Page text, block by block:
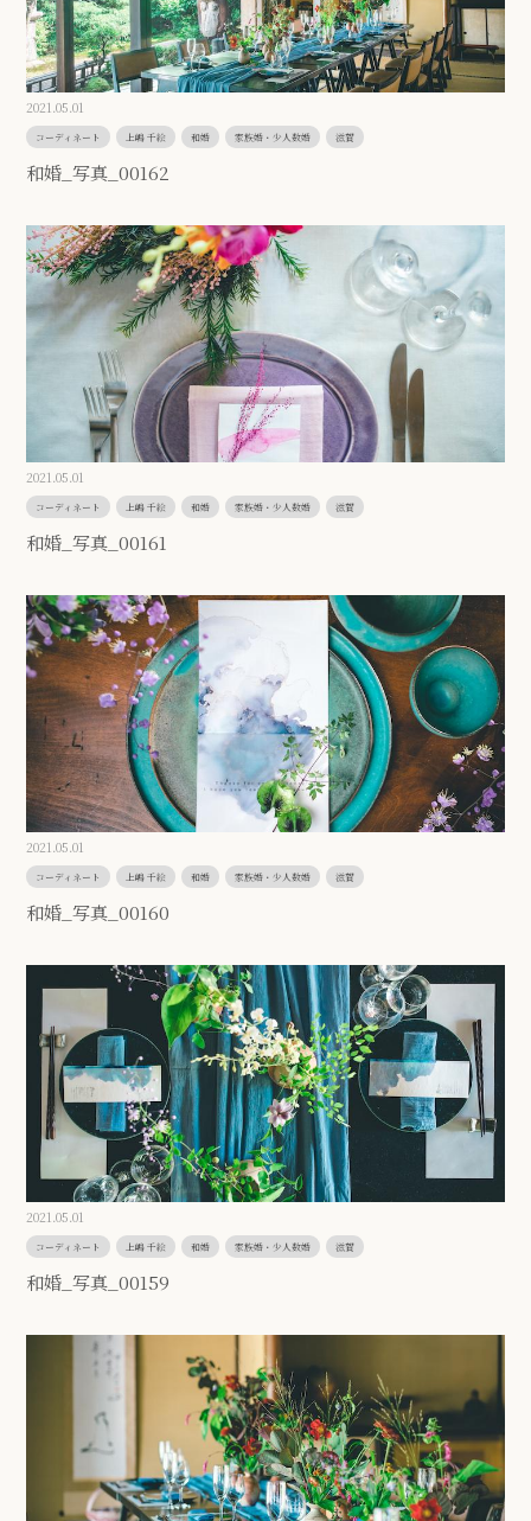
2021.05.01
コーディネート 上嶋 千絵 和婚 家族婚・少人数婚 滋賀
和婚_写真_00162
2021.05.01
コーディネート 上嶋 千絵 和婚 家族婚・少人数婚 滋賀
和婚_写真_00161
2021.05.01
コーディネート 上嶋 千絵 和婚 家族婚・少人数婚 滋賀
和婚_写真_00160
2021.05.01
コーディネート 上嶋 千絵 和婚 家族婚・少人数婚 滋賀
和婚_写真_00159